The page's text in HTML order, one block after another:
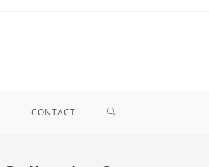
CONTACT TOGGLE